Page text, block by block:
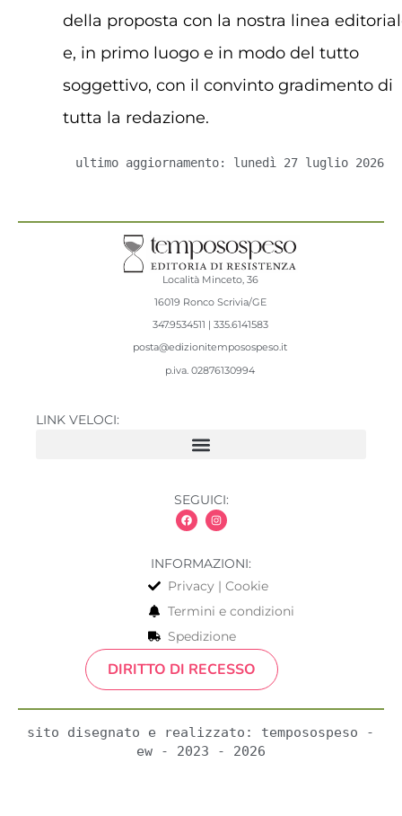
della proposta con la nostra linea
e, in primo luogo e in modo del tutto
soggettivo, con il convinto gradimento di
tutta la redazione.
ultimo aggiornamento: lunedì 27 luglio 2026
Località Minceto, 36
16019 Ronco Scrivia/GE
347.9534511 | 335.6141583
posta@edizionitemposospeso.it
p.iva. 02876130994
LINK VELOCI:
SEGUICI:
INFORMAZIONI:
Privacy | Cookie
Termini e condizioni
Spedizione
DIRITTO DI RECESSO
sito disegnato e realizzato: temposospeso -
ew - 2023 - 2026